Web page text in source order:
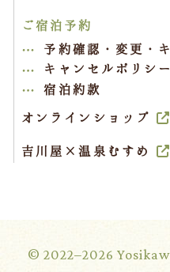
ご宿泊予約
予約確認・変更・
キャンセルポリシー
宿泊約款
オンラインショップ
吉川屋×温泉むすめ
© 2022–2026